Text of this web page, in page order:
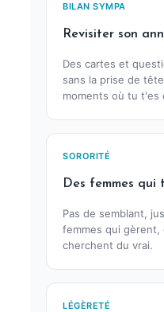
BILAN SYMPA
Revisiter son
Des cartes et
sans la prise de
moments où tu t'es
SORORITÉ
Des femmes qui
Pas de semblant,
femmes qui
cherchent du vrai.
LÉGÈRETÉ